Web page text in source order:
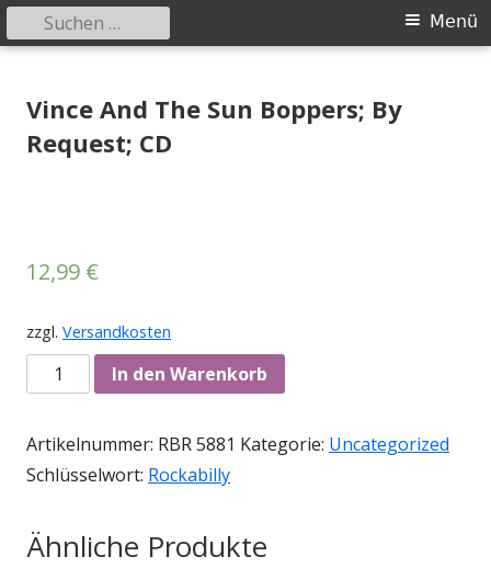
zum
Primäres
Menü
Suchen
nach:
Vince And The Sun Boppers; By
Request; CD
12,99 €
zzgl. Versandkosten
Anzahl In den Warenkorb
Artikelnummer: RBR 5881 Kategorie: Uncategorized
Schlüsselwort: Rockabilly
Ähnliche Produkte